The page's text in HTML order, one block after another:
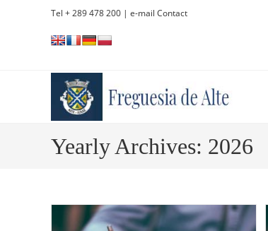
Tel + 289 478 200 | e-mail Contact
Yearly Archives: 2026